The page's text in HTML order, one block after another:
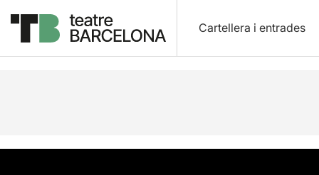
Cartellera i entrades
Descripció Fitxa artística Fotos i vídeos